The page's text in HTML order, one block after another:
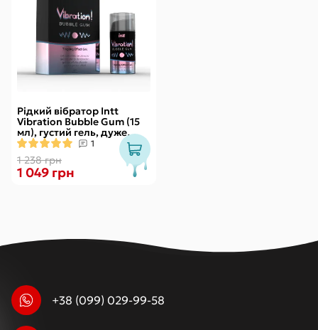
Рідкий вібратор Intt
Vibration Bubble Gum (15
мл), густий гель, дуже
смачний, діє до 30 хвилин
1
1 238 грн
1 049 грн
+38 (099) 029-99-58